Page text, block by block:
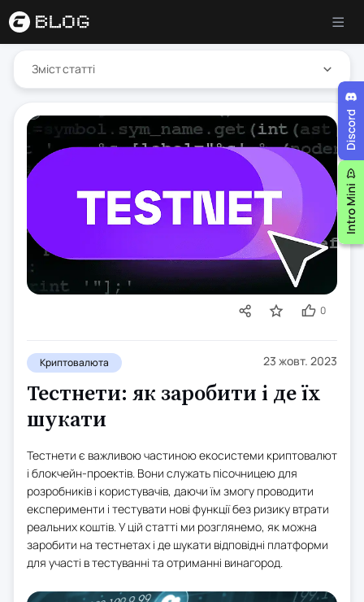
Зміст статті
Криптовалюта 23 жовт. 2023
0
Тестнети: як заробити і де їх
шукати
Тестнети є важливою частиною екосистеми криптовалют
і блокчейн-проектів. Вони служать пісочницею для
розробників і користувачів, даючи їм змогу проводити
експерименти і тестувати нові функції без ризику втрати
реальних коштів. У цій статті ми розглянемо, як можна
заробити на тестнетах і де шукати відповідні платформи
для участі в тестуванні та отриманні винагород.